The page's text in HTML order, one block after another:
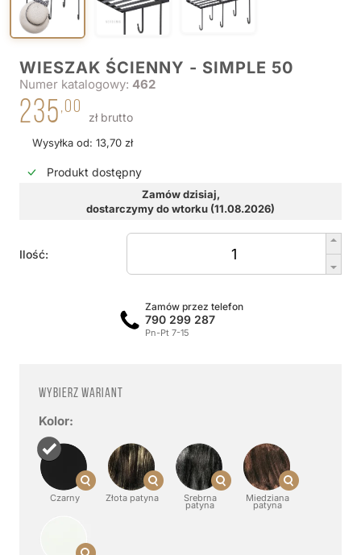
WIESZAK ŚCIENNY - SIMPLE 50
Numer katalogowy: 462
235,00
zł brutto
Wysyłka od: 13,70 zł
Produkt dostępny
Zamów dzisiaj,
dostarczymy do wtorku (11.08.2026)
Ilość:
Zamów przez telefon
790 299 287
Pn-Pt 7-15
Wybierz wariant
Kolor:
Czarny Złota patyna Srebrna
patyna
Miedziana
patyna